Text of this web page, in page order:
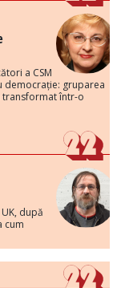
a CSM
democrație: gruparea
transformat într-o
după
cum